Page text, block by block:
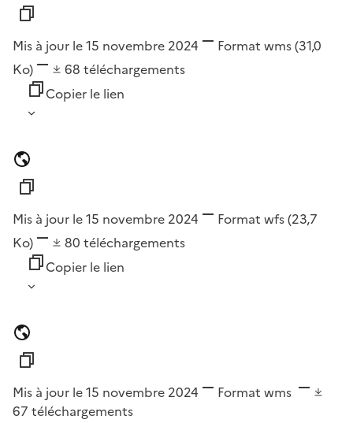
Mis à jour le 15 novembre 2024 Format wms(31,0
Ko)
68 téléchargements
Copier le lien
Mis à jour le 15 novembre 2024 Format wfs(23,7
Ko)
80 téléchargements
Copier le lien
Mis à jour le 15 novembre 2024 Format wms
67 téléchargements